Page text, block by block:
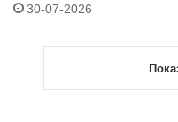
30-07-2026